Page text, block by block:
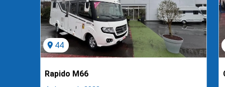
location_on 44
Rapido M66